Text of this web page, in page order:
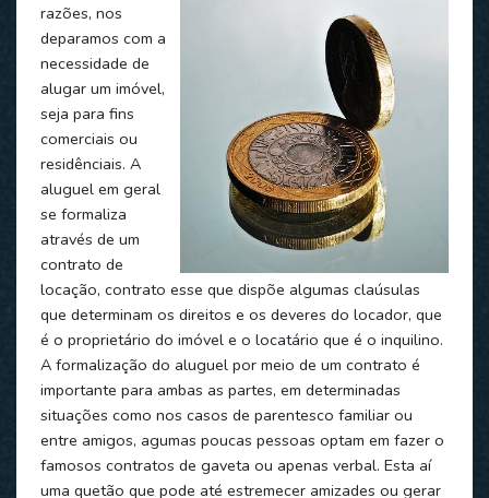
razões, nos
deparamos com a
necessidade de
alugar um imóvel,
seja para fins
comerciais ou
residênciais. A
aluguel em geral
se formaliza
através de um
contrato de
locação, contrato esse que dispõe algumas claúsulas
que determinam os direitos e os deveres do locador, que
é o proprietário do imóvel e o locatário que é o inquilino.
A formalização do aluguel por meio de um contrato é
importante para ambas as partes, em determinadas
situações como nos casos de parentesco familiar ou
entre amigos, agumas poucas pessoas optam em fazer o
famosos contratos de gaveta ou apenas verbal. Esta aí
uma quetão que pode até estremecer amizades ou gerar